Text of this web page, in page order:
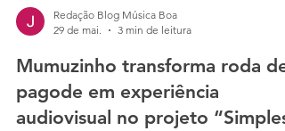
Redação Blog Música Boa
29 de mai.
3 min de leitura
Mumuzinho transforma roda de
pagode em experiência
audiovisual no projeto “Simples